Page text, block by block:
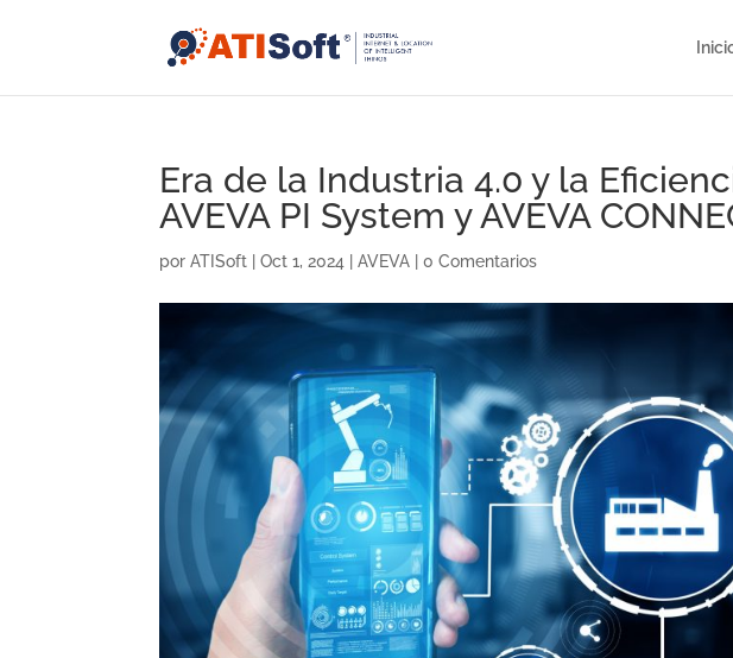
Era de la Industria 4.0 y la
AVEVA PI System y AVEVA
porATISoft |Oct 1, 2024 |AVEVA |0 Comentarios